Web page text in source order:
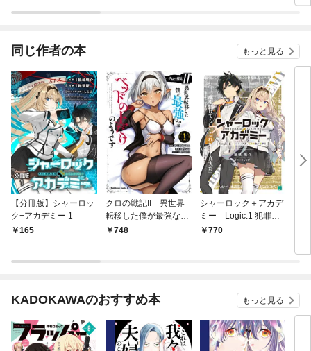
同じ作者の本 もっと見る
【分冊版】シャーロッ
ク+アカデミー 1
165
クロの戦記II 異世界
転移した僕が最強なの
はベッドの上だけのよ
748
シャーロック＋アカデ
ミー Logic.1 犯罪王
の孫、名探偵を論破す
770
KADOKAWAのおすすめ本 もっと見る